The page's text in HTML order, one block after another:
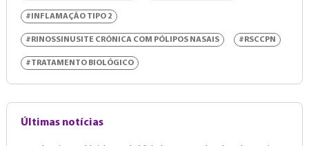
#INFLAMAÇÃO TIPO 2
#RINOSSINUSITE CRÓNICA COM PÓLIPOS NASAIS #RSCCPN
#TRATAMENTO BIOLÓGICO
Últimas notícias